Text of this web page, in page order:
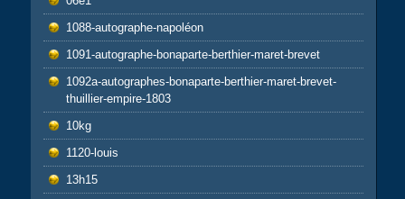
1088-autographe-napoléon
1091-autographe-bonaparte-berthier-maret-brevet
1092a-autographes-bonaparte-berthier-maret-brevet-
thuillier-empire-1803
10kg
1120-louis
13h15